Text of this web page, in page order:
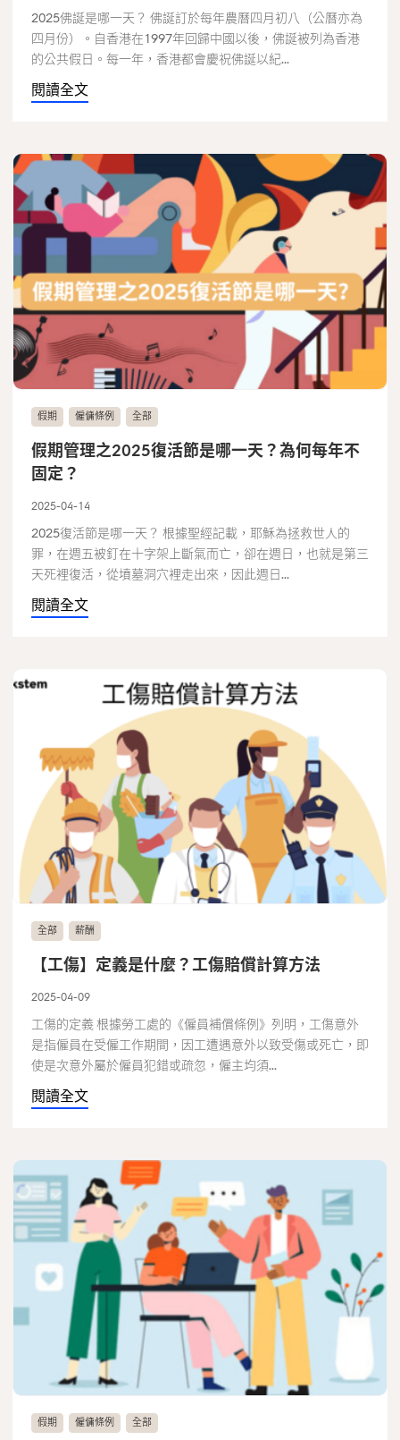
2025佛誕是哪一天？ 佛誕訂於每年農曆四月初八（公曆亦為
四月份）。自香港在1997年回歸中國以後，佛誕被列為香港
的公共假日。每一年，香港都會慶祝佛誕以紀...
閱讀全文
假期 僱傭條例 全部
假期管理之2025復活節是哪一天？為何每年不
固定？
2025-04-14
2025復活節是哪一天？ 根據聖經記載，耶穌為拯救世人的
罪，在週五被釘在十字架上斷氣而亡，卻在週日，也就是第三
天死裡復活，從墳墓洞穴裡走出來，因此週日...
閱讀全文
全部 薪酬
【工傷】定義是什麼？工傷賠償計算方法
2025-04-09
工傷的定義 根據勞工處的《僱員補償條例》列明，工傷意外
是指僱員在受僱工作期間，因工遭遇意外以致受傷或死亡，即
使是次意外屬於僱員犯錯或疏忽，僱主均須...
閱讀全文
假期 僱傭條例 全部